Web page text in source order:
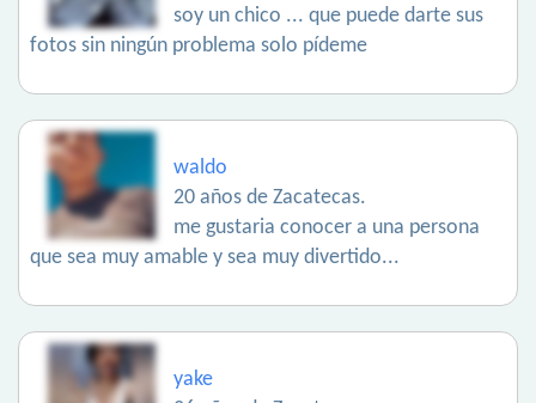
soy un chico ... que puede darte sus
fotos sin ningún problema solo pídeme
waldo
20 años de Zacatecas.
me gustaria conocer a una persona
que sea muy amable y sea muy divertido...
yake